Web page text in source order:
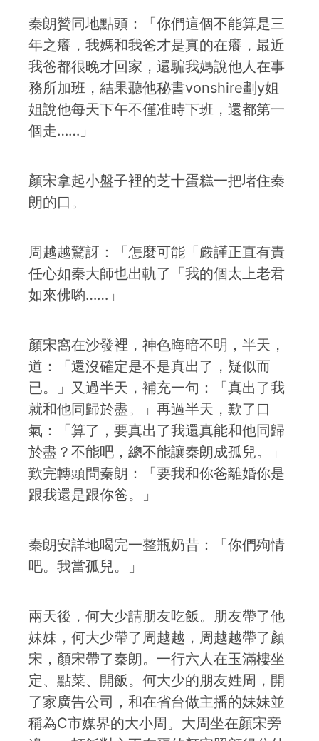
秦朗贊同地點頭：「你們這個不能算是三
年之癢，我媽和我爸才是真的在癢，最近
我爸都很晚才回家，還騙我媽說他人在事
務所加班，結果聽他秘書vonshire劃y姐
姐說他每天下午不僅准時下班，還都第一
個走……」
顏宋拿起小盤子裡的芝十蛋糕一把堵住秦
朗的口。
周越越驚訝：「怎麼可能「嚴謹正直有責
任心如秦大師也出軌了「我的個太上老君
如來佛喲……」
顏宋窩在沙發裡，神色晦暗不明，半天，
道：「還沒確定是不是真出了，疑似而
已。」又過半天，補充一句：「真出了我
就和他同歸於盡。」再過半天，歎了口
氣：「算了，要真出了我還真能和他同歸
於盡？不能吧，總不能讓秦朗成孤兒。」
歎完轉頭問秦朗：「要我和你爸離婚你是
跟我還是跟你爸。」
秦朗安詳地喝完一整瓶奶昔：「你們殉情
吧。我當孤兒。」
兩天後，何大少請朋友吃飯。朋友帶了他
妹妹，何大少帶了周越越，周越越帶了顏
宋，顏宋帶了秦朗。一行六人在玉滿樓坐
定、點菜、開飯。何大少的朋友姓周，開
了家廣告公司，和在省台做主播的妹妹並
稱為C市媒界的大小周。大周坐在顏宋旁